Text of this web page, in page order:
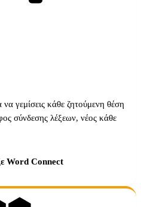
γεμίσεις κάθε ζητούμενη θέση
σύνδεσης λέξεων, νέος κάθε
Word Connect